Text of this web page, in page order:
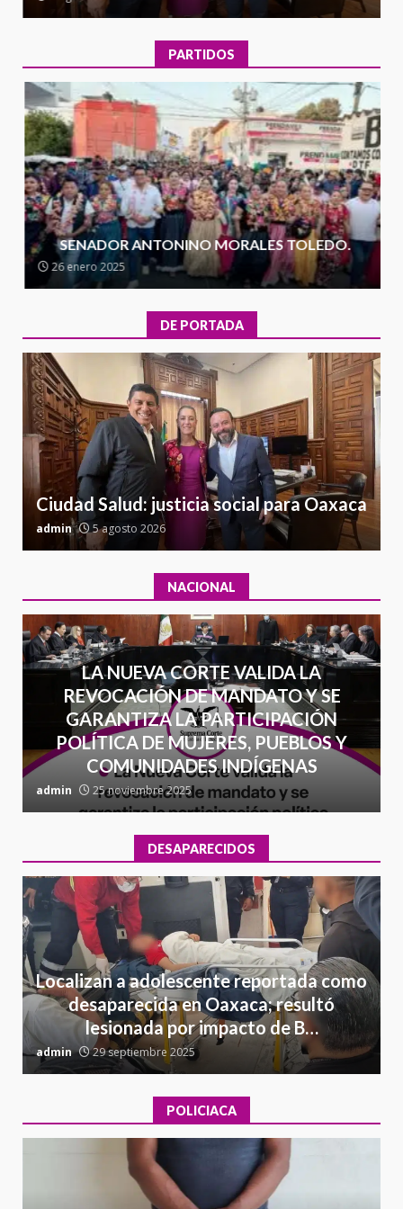
Cruz reafirma la consolidación
de la transformación en
territorio oaxaqueño
30 julio 2026
4
Secretaría de Gobierno refuerza
presencia institucional en San
Juan Mazatlán
20 julio 2026
5
Sanciona Municipio de Oaxaca
de Juárez caso de maltrato
animal tras denuncia ciudadana
16 julio 2026
6
Detienen a Ernesto Ruffo en Baja
California; FGR lo investiga por
delincuencia organizada y
contrabando
16 julio 2026
7
Sin paso carretera Oaxaca-
Cuacnopalan
26 junio 2026
PARTIDOS
SENADOR ANTONINO MORALES TOLEDO.
26 enero 2025
DE PORTADA
Ciudad Salud: justicia social para Oaxaca
admin 5 agosto 2026
NACIONAL
LA NUEVA CORTE VALIDA LA
REVOCACIÓN DE MANDATO Y SE
GARANTIZA LA PARTICIPACIÓN
POLÍTICA DE MUJERES, PUEBLOS Y
COMUNIDADES INDÍGENAS
admin 25 noviembre 2025
DESAPARECIDOS
Localizan a adolescente reportada como
desaparecida en Oaxaca; resultó
lesionada por impacto de B…
admin 29 septiembre 2025
POLICIACA